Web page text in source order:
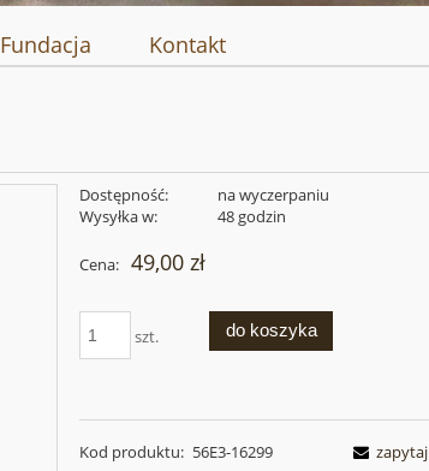
Fundacja Kontakt
Dostępność:
na wyczerpaniu
Wysyłka w:
48 godzin
Cena: 49,00 zł
szt. do koszyka
Kod produktu: 56E3-16299